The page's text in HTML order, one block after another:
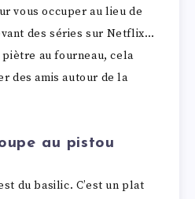
vous occuper au lieu de
des séries sur Netflix…
piètre au fourneau, cela
des amis autour de la
au pistou
du basilic. C’est un plat